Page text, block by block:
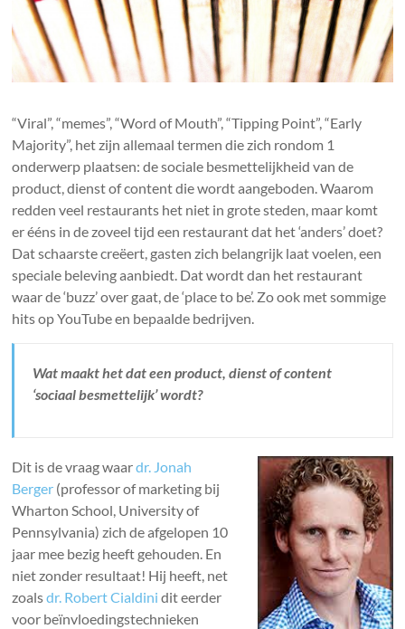
“Viral”, “memes”, “Word of Mouth”, “Tipping Point”, “Early
Majority”, het zijn allemaal termen die zich rondom 1
onderwerp plaatsen: de sociale besmettelijkheid van de
product, dienst of content die wordt aangeboden. Waarom
redden veel restaurants het niet in grote steden, maar komt
er ééns in de zoveel tijd een restaurant dat het ‘anders’ doet?
Dat schaarste creëert, gasten zich belangrijk laat voelen, een
speciale beleving aanbiedt. Dat wordt dan het restaurant
waar de ‘buzz’ over gaat, de ‘place to be’. Zo ook met sommige
hits op YouTube en bepaalde bedrijven.
Wat maakt het dat een product, dienst of content
‘sociaal besmettelijk’ wordt?
Dit is de vraag waardr. Jonah
Berger (professor of marketing bij
Wharton School, University of
Pennsylvania) zich de afgelopen 10
jaar mee bezig heeft gehouden. En
niet zonder resultaat! Hij heeft, net
zoalsdr. Robert Cialdini dit eerder
voor beïnvloedingstechnieken